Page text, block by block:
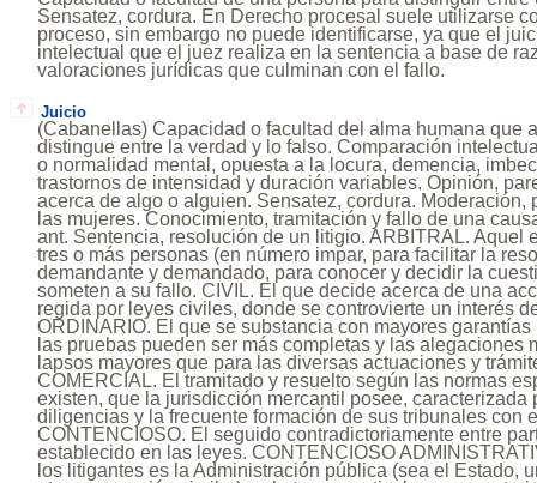
Sensatez, cordura. En Derecho procesal suele utilizarse
proceso, sin embargo no puede identificarse, ya que el
intelectual que el juez realiza en la sentencia a base de
valoraciones jurídicas que culminan con el fallo.
Juicio
(Cabanellas) Capacidad o facultad del alma humana que
distingue entre la verdad y lo falso. Comparación
o normalidad mental, opuesta a la locura, demencia,
trastornos de intensidad y duración variables. Opinión,
acerca de algo o alguien. Sensatez, cordura. Moderación,
las mujeres. Conocimiento, tramitación y fallo de una
ant. Sentencia, resolución de un litigio. ARBITRAL. Aquel
tres o más personas (en número impar, para facilitar la
demandante y demandado, para conocer y decidir la
someten a su fallo. CIVIL. El que decide acerca de una
regida por leyes civiles, donde se controvierte un interés
ORDINARIO. El que se substancia con mayores
las pruebas pueden ser más completas y las alegaciones
lapsos mayores que para las diversas actuaciones y
COMERCIAL. El tramitado y resuelto según las normas
existen, que la jurisdicción mercantil posee, caracterizada
diligencias y la frecuente formación de sus tribunales con
CONTENCIOSO. El seguido contradictoriamente entre
establecido en las leyes. CONTENCIOSO
los litigantes es la Administración pública (sea el Estado,